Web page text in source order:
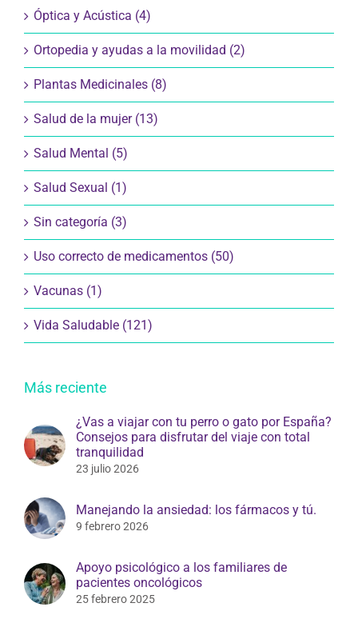
Óptica y Acústica (4)
Ortopedia y ayudas a la movilidad (2)
Plantas Medicinales (8)
Salud de la mujer (13)
Salud Mental (5)
Salud Sexual (1)
Sin categoría (3)
Uso correcto de medicamentos (50)
Vacunas (1)
Vida Saludable (121)
Más reciente
¿Vas a viajar con tu perro o gato por España?
Consejos para disfrutar del viaje con total
tranquilidad
23 julio 2026
Manejando la ansiedad: los fármacos y tú.
9 febrero 2026
Apoyo psicológico a los familiares de
pacientes oncológicos
25 febrero 2025